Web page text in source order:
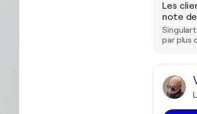
Les
note
par plus